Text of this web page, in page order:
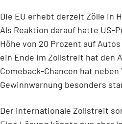
Die EU erhebt derzeit Zölle in
Als Reaktion darauf hatte US-
Höhe von 20 Prozent auf
ein Ende im Zollstreit hat den
Comeback-Chancen hat
Gewinnwarnung besonders
Der internationale Zollstreit